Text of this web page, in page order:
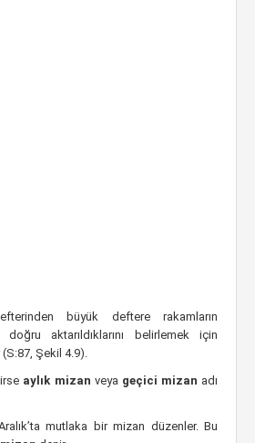
büyük deftere rakamların
aktarıldıklarını belirlemek için
Şekil 4.9).
aylık mizan veya geçici mizan adı
mutlaka bir mizan düzenler. Bu